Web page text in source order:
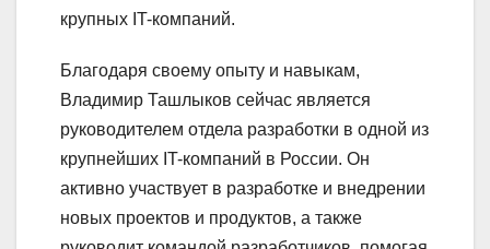
крупных IT-компаний.
Благодаря своему опыту и навыкам,
Владимир Ташлыков сейчас является
руководителем отдела разработки в одной из
крупнейших IT-компаний в России. Он
активно участвует в разработке и внедрении
новых проектов и продуктов, а также